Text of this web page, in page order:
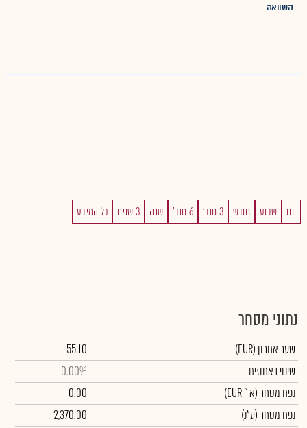
השוואה
יום שבוע חודש 3 חוד' 6 חוד' שנה 3 שנים כל המידע
נתוני מסחר
שער אחרון (EUR)
55.10
שינוי באחוזים
0.00%
נפח מסחר(א` EUR)
0.00
נפח מסחר(ע"נ)
2,370.00